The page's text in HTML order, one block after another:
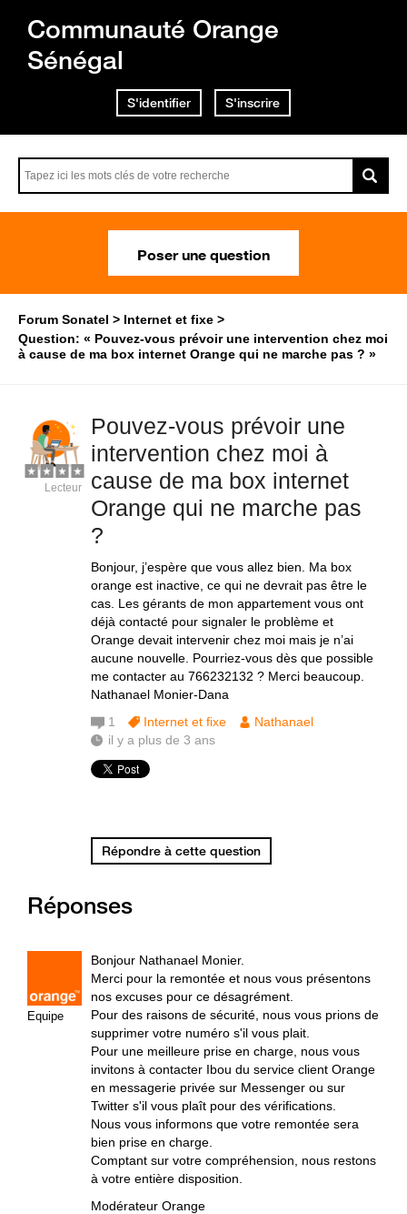
Communauté Orange
Sénégal
S'identifier S'inscrire
Poser une question
Forum Sonatel
Internet et fixe
Question: « Pouvez-vous prévoir une intervention chez moi
à cause de ma box internet Orange qui ne marche pas ? »
Pouvez-vous prévoir une
intervention chez moi à
cause de ma box internet
Orange qui ne marche pas
?
Bonjour, j’espère que vous allez bien. Ma box
orange est inactive, ce qui ne devrait pas être le
cas. Les gérants de mon appartement vous ont
déjà contacté pour signaler le problème et
Orange devait intervenir chez moi mais je n’ai
aucune nouvelle. Pourriez-vous dès que possible
me contacter au 766232132 ? Merci beaucoup.
Nathanael Monier-Dana
Lecteur
1 Internet et fixe
Nathanael
il y a plus de 3 ans
Répondre à cette question
Réponses
Equipe
Bonjour Nathanael Monier.
Merci pour la remontée et nous vous présentons
nos excuses pour ce désagrément.
Pour des raisons de sécurité, nous vous prions de
supprimer votre numéro s'il vous plait.
Pour une meilleure prise en charge, nous vous
invitons à contacter Ibou du service client Orange
en messagerie privée sur Messenger ou sur
Twitter s'il vous plaît pour des vérifications.
Nous vous informons que votre remontée sera
bien prise en charge.
Comptant sur votre compréhension, nous restons
à votre entière disposition.
Modérateur Orange